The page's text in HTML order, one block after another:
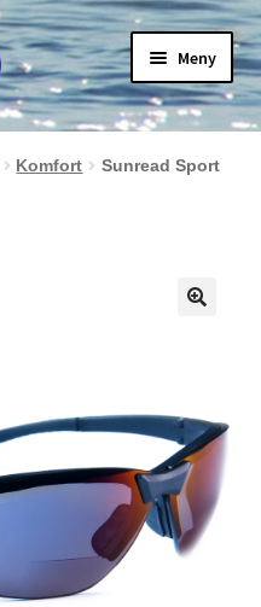
Meny
Komfort
Sunread Sport